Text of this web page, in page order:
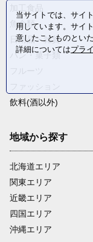
魚介類
日用品・雑貨
パン・菓子類
飲料(酒以外)
地域から探す
北海道エリア
関東エリア
近畿エリア
四国エリア
沖縄エリア
当サイトでは、サイ
用しています。サイ
意したことものといた
詳細についてはプラ